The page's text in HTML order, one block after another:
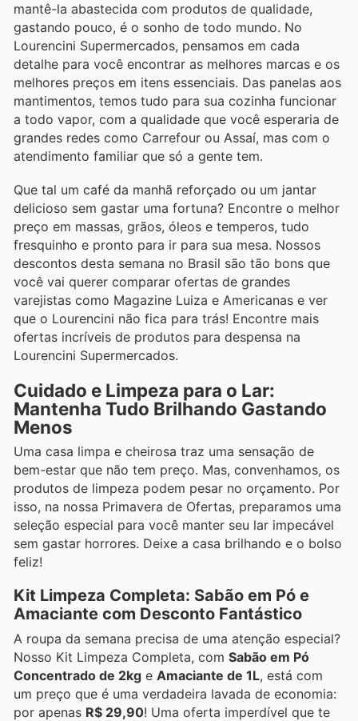
mantê-la abastecida com produtos de qualidade,
gastando pouco, é o sonho de todo mundo. No
Lourencini Supermercados, pensamos em cada
detalhe para você encontrar as melhores marcas e os
melhores preços em itens essenciais. Das panelas aos
mantimentos, temos tudo para sua cozinha funcionar
a todo vapor, com a qualidade que você esperaria de
grandes redes como Carrefour ou Assaí, mas com o
atendimento familiar que só a gente tem.
Que tal um café da manhã reforçado ou um jantar
delicioso sem gastar uma fortuna? Encontre o melhor
preço em massas, grãos, óleos e temperos, tudo
fresquinho e pronto para ir para sua mesa. Nossos
descontos desta semana no Brasil são tão bons que
você vai querer comparar ofertas de grandes
varejistas como Magazine Luiza e Americanas e ver
que o Lourencini não fica para trás! Encontre mais
ofertas incríveis de produtos para despensa na
Lourencini Supermercados.
Cuidado e Limpeza para o Lar:
Mantenha Tudo Brilhando Gastando
Menos
Uma casa limpa e cheirosa traz uma sensação de
bem-estar que não tem preço. Mas, convenhamos, os
produtos de limpeza podem pesar no orçamento. Por
isso, na nossa Primavera de Ofertas, preparamos uma
seleção especial para você manter seu lar impecável
sem gastar horrores. Deixe a casa brilhando e o bolso
feliz!
Kit Limpeza Completa: Sabão em Pó e
Amaciante com Desconto Fantástico
A roupa da semana precisa de uma atenção especial?
Nosso Kit Limpeza Completa, com Sabão em Pó
Concentrado de 2kg e Amaciante de 1L, está com
um preço que é uma verdadeira lavada de economia:
por apenas R$ 29,90! Uma oferta imperdível que te